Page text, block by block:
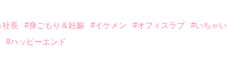
しまった。
た哲平は
社長 #身ごもり＆妊娠 #イケメン #オフィスラブ
#いちゃ
#ハッピーエンド